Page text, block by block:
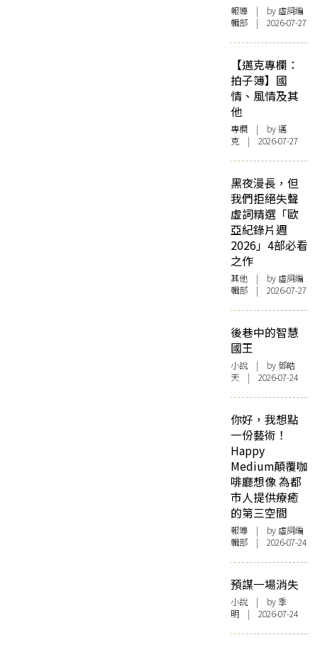
報導 | by 虛詞編
輯部 | 2026-07-27
【邁克專欄：
拍子簿】國
情、風情及其
他
專欄 | by邁
克 | 2026-07-27
黑夜漫長，但
我們拒絕失聲
虛詞精選「歐
亞紀錄片週
2026」4部必看
之作
其他 | by 虛詞編
輯部 | 2026-07-27
後巷中的智慧
國王
小說 | by 鄧皓
天 | 2026-07-24
你好，我想點
一份藝術！
Happy
Medium顛覆咖
啡廳想像 為都
市人提供療癒
的第三空間
報導 | by 虛詞編
輯部 | 2026-07-24
預謀一場消失
小說 | by 季
明 | 2026-07-24